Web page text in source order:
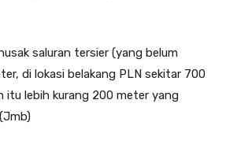
saluran tersier (yang belum
di lokasi belakang PLN sekitar 700
itu lebih kurang 200 meter yang